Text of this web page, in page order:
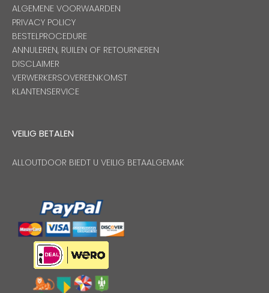
ALGEMENE VOORWAARDEN
PRIVACY POLICY
BESTELPROCEDURE
ANNULEREN, RUILEN OF RETOURNEREN
DISCLAIMER
VERWERKERSOVEREENKOMST
KLANTENSERVICE
VEILIG BETALEN
ALLOUTDOOR BIEDT U VEILIG BETAALGEMAK